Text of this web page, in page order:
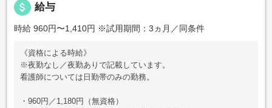
attach_money 給与
時給 960円〜1,410円 ※試用期間：3ヵ月／同条件
《資格による時給》
※夜勤なし／夜勤ありで記載しています。
看護師については日勤帯のみの勤務。
・960円／1,180円（無資格）